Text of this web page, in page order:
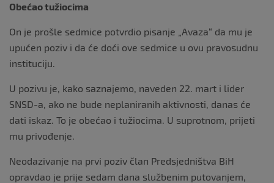
Obećao tužiocima
On je prošle sedmice potvrdio pisanje „Avaza“ da mu je
upućen poziv i da će doći ove sedmice u ovu pravosudnu
instituciju.
U pozivu je, kako saznajemo, naveden 22. mart i lider
SNSD-a, ako ne bude neplaniranih aktivnosti, danas će
dati iskaz. To je obećao i tužiocima. U suprotnom, prijeti
mu privođenje.
Neodazivanje na prvi poziv član Predsjedništva BiH
opravdao je prije sedam dana službenim putovanjem,